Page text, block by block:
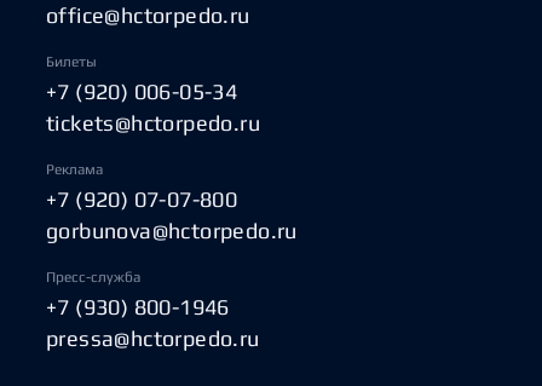
office@hctorpedo.ru
Билеты
+7 (920) 006-05-34
tickets@hctorpedo.ru
Реклама
+7 (920) 07-07-800
gorbunova@hctorpedo.ru
Пресс-служба
+7 (930) 800-1946
pressa@hctorpedo.ru